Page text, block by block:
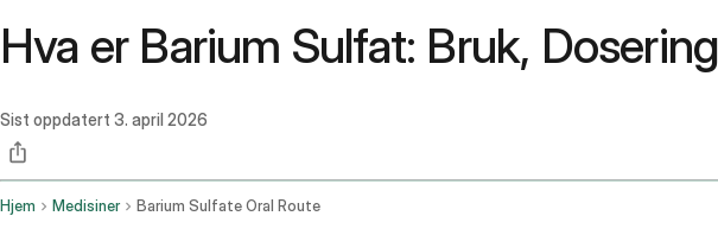
Hva er Barium Sulfat: Bruk,
Sist oppdatert 3. april 2026
Hjem Medisiner Barium Sulfate Oral Route